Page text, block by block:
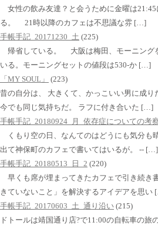
女性の飲み友達？と会うために金曜は
る。 21時以降のカフェは不思議な雰 […]
手帳手記_20171230_土 (225)
帰省している。 大阪は梅田、モーニング
いる。モーニングセットの値段は530-か […]
「MY SOUL」
(223)
昔の自分は、 大きくて、かっこいい男に成り
今でも同じ気持ちだ。 ラフに付き合いた […]
手帳手記_20180924_月_依存症についての考
くもり空の日、なんてのはどうにも気分も
出て神保町のカフェで書いてはいるが。 -- […]
手帳手記_20180513_日_2 (220)
早くも席が埋まってきたカフェで引き続き
きていないこと」を解決するアイデアを思い
手帳手記_20170603_土_通り沿い (215)
ドトールは靖国通り店?で11:00の自転車の旅